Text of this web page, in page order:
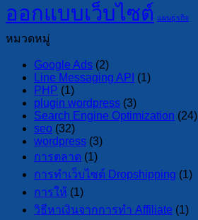
ออกแบบเว็บไซต์ แผนธุรกิจ
หมวดหมู่
Google Ads (2)
Line Messaging API (1)
PHP (1)
plugin wordpress (3)
Search Engine Optimization (24)
seo (32)
wordpress (3)
การตลาด (1)
การทำเว็บไซต์ Dropshipping (1)
การให้ (1)
วิธีหาเงินจากการทำ Affiliate (1)